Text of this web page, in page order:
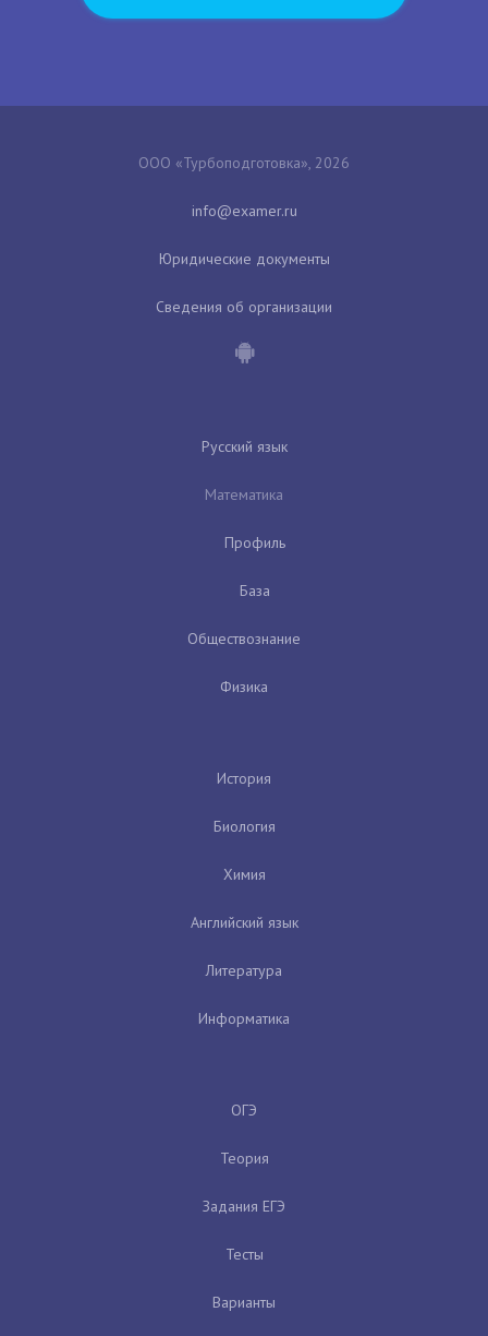
ООО «Турбоподготовка», 2026
Юридические документы
Сведения об организации
Русский язык
Математика
Профиль
База
Обществознание
Физика
История
Биология
Химия
Английский язык
Литература
Информатика
ОГЭ
Теория
Задания ЕГЭ
Тесты
Варианты